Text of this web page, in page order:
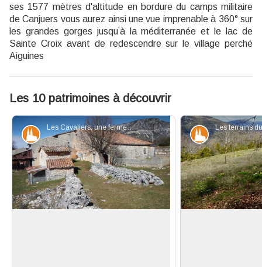
ses 1577 mètres d'altitude en bordure du camps militaire
de Canjuers vous aurez ainsi une vue imprenable à 360° sur
les grandes gorges jusqu’à la méditerranée et le lac de
Sainte Croix avant de redescendre sur le village perché
Aiguines
Les 10 patrimoines à découvrir
Les Cavaliers, une ferme bien conservée - ©Stefano Blanc - PNR Verdon
Patrimoine et histoire Patrimoine